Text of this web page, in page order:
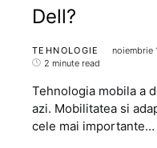
Dell?
TEHNOLOGIE noiembrie
2 minute read
Tehnologia mobila a
azi. Mobilitatea si
cele mai importante…